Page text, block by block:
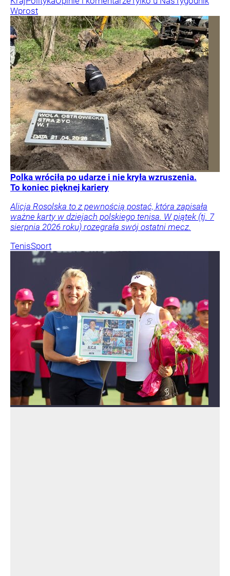
Wprost
Polka wróciła po udarze i nie kryła wzruszenia.
To koniec pięknej kariery
Alicja Rosolska to z pewnością postać, która zapisała
ważne karty w dziejach polskiego tenisa. W piątek (tj. 7
sierpnia 2026 roku) rozegrała swój ostatni mecz.
TenisSport